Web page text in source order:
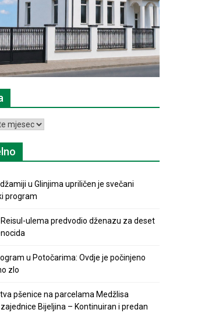
u Glinjima upriličen je svečani
program
ulema predvodio dženazu za deset
u Potočarima: Ovdje je počinjeno
zlo
pšenice na parcelama Medžlisa
Bijeljina – Kontinuiran i predan